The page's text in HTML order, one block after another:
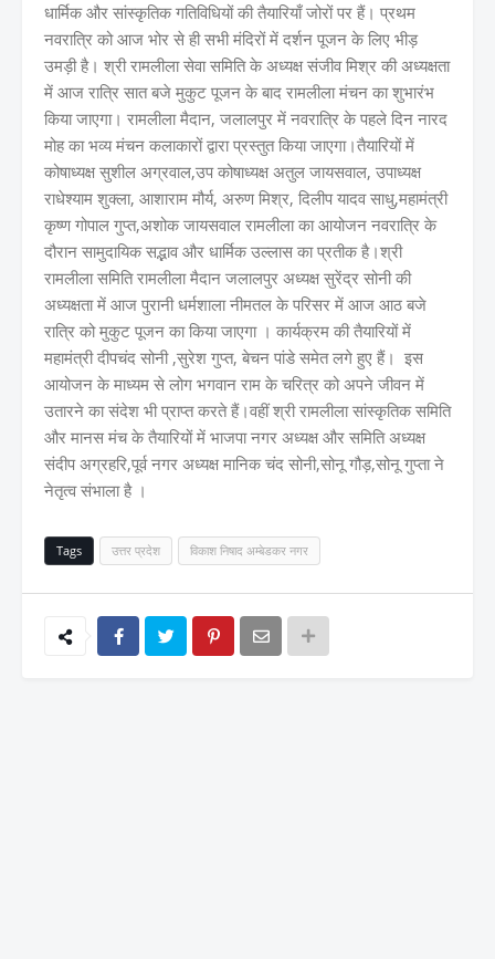
धार्मिक और सांस्कृतिक गतिविधियों की तैयारियाँ जोरों पर हैं। प्रथम
नवरात्रि को आज भोर से ही सभी मंदिरों में दर्शन पूजन के लिए भीड़
उमड़ी है। श्री रामलीला सेवा समिति के अध्यक्ष संजीव मिश्र की अध्यक्षता
में आज रात्रि सात बजे मुकुट पूजन के बाद रामलीला मंचन का शुभारंभ
किया जाएगा। रामलीला मैदान, जलालपुर में नवरात्रि के पहले दिन नारद
मोह का भव्य मंचन कलाकारों द्वारा प्रस्तुत किया जाएगा।तैयारियों में
कोषाध्यक्ष सुशील अग्रवाल,उप कोषाध्यक्ष अतुल जायसवाल, उपाध्यक्ष
राधेश्याम शुक्ला, आशाराम मौर्य, अरुण मिश्र, दिलीप यादव साधु,महामंत्री
कृष्ण गोपाल गुप्त,अशोक जायसवाल रामलीला का आयोजन नवरात्रि के
दौरान सामुदायिक सद्भाव और धार्मिक उल्लास का प्रतीक है।श्री
रामलीला समिति रामलीला मैदान जलालपुर अध्यक्ष सुरेंद्र सोनी की
अध्यक्षता में आज पुरानी धर्मशाला नीमतल के परिसर में आज आठ बजे
रात्रि को मुकुट पूजन का किया जाएगा । कार्यक्रम की तैयारियों में
महामंत्री दीपचंद सोनी ,सुरेश गुप्त, बेचन पांडे समेत लगे हुए हैं। इस
आयोजन के माध्यम से लोग भगवान राम के चरित्र को अपने जीवन में
उतारने का संदेश भी प्राप्त करते हैं।वहीं श्री रामलीला सांस्कृतिक समिति
और मानस मंच के तैयारियों में भाजपा नगर अध्यक्ष और समिति अध्यक्ष
संदीप अग्रहरि,पूर्व नगर अध्यक्ष मानिक चंद सोनी,सोनू गौड़,सोनू गुप्ता ने
नेतृत्व संभाला है ।
Tags उत्तर प्रदेश विकाश निषाद अम्बेडकर नगर